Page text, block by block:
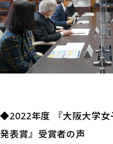
◆2022年度 『大阪大学女
発表賞』受賞者の声